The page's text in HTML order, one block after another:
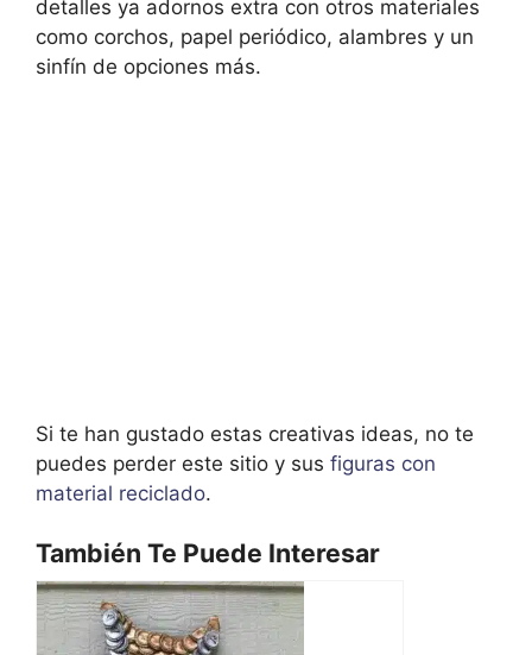
detalles ya adornos extra con otros materiales
como corchos, papel periódico, alambres y un
sinfín de opciones más.
Si te han gustado estas creativas ideas, no te
puedes perder este sitio y sus figuras con
material reciclado.
También Te Puede Interesar